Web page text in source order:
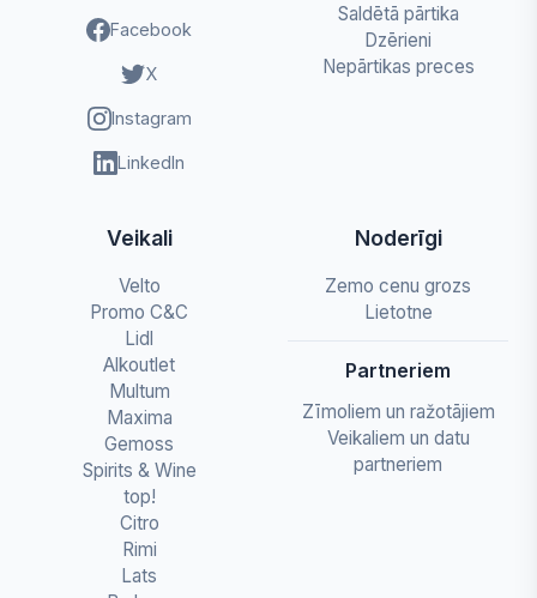
Facebook
X
Instagram
LinkedIn
Saldētā pārtika
Dzērieni
Nepārtikas preces
Veikali
Velto
Promo C&C
Lidl
Alkoutlet
Multum
Maxima
Gemoss
Spirits & Wine
top!
Citro
Rimi
Lats
Noderīgi
Zemo cenu grozs
Lietotne
Partneriem
Zīmoliem un ražotājiem
Veikaliem un datu
partneriem